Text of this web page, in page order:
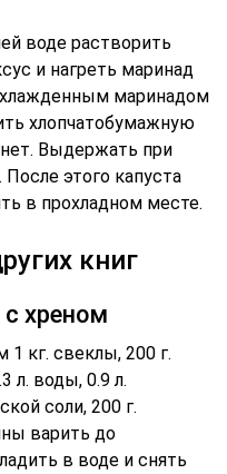
воде растворить
и нагреть маринад
маринадом
хлопчатобумажную
Выдержать при
этого капуста
в прохладном месте.
книг
хреном
1 кг. свеклы, 200 г.
л. воды, 0.9 л.
соли, 200 г.
варить до
в воде и снять